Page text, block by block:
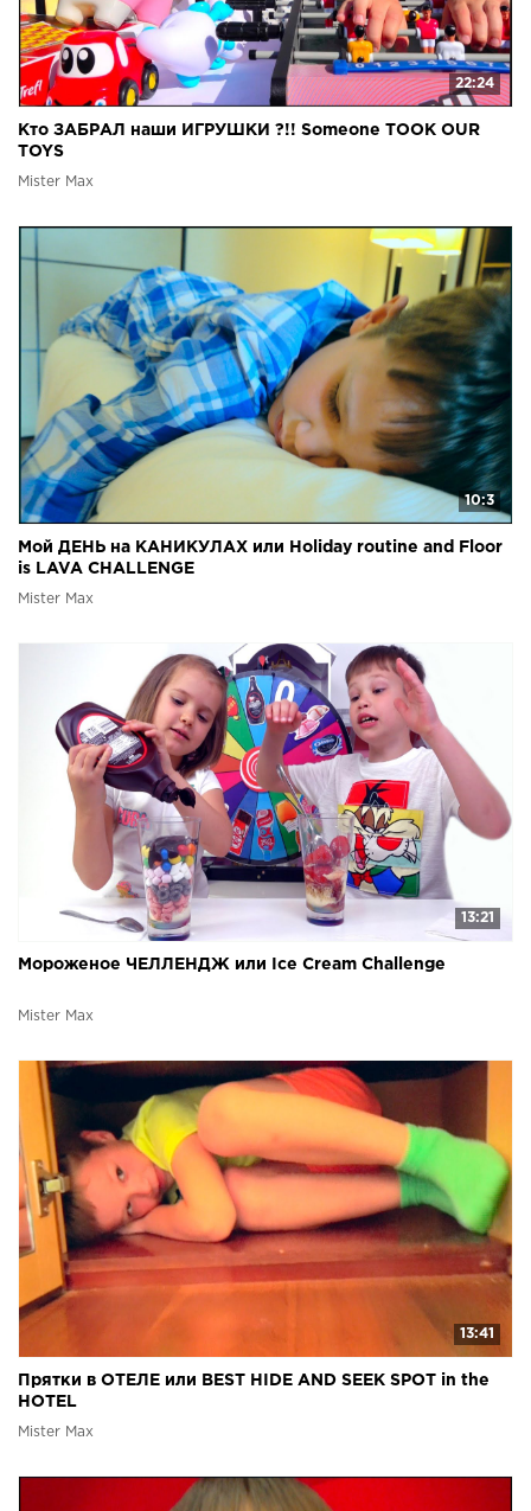
22:24
Кто ЗАБРАЛ наши ИГРУШКИ ?!! Someone TOOK OUR
TOYS
Mister Max
10:3
Мой ДЕНЬ на КАНИКУЛАХ или Holiday routine and Floor
is LAVA CHALLENGE
Mister Max
13:21
Мороженое ЧЕЛЛЕНДЖ или Ice Cream Challenge
Mister Max
13:41
Прятки в ОТЕЛЕ или BEST HIDE AND SEEK SPOT in the
HOTEL
Mister Max